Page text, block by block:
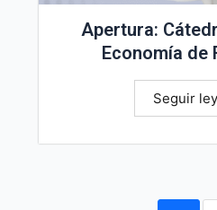
Apertura:
Economía de
Seguir